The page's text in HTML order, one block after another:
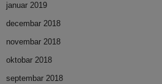
januar 2019
decembar 2018
novembar 2018
oktobar 2018
septembar 2018